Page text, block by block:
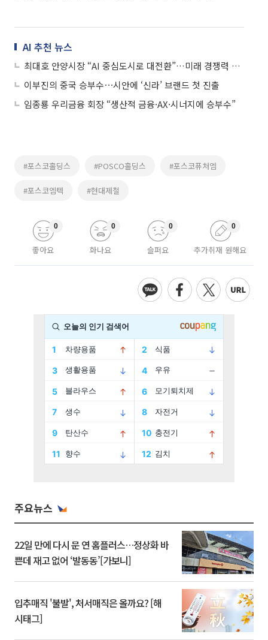
AI 추천 뉴스
최대호 안양시장 “AI 중심도시로 대전환”…미래 경쟁력 승부수
이부진의 중국 승부수⋯시안에 ‘신라’ 브랜드 첫 진출
임종룡 우리금융 회장 “생산적 금융·AX·시너지에 승부수”
#포스코홀딩스 #POSCO홀딩스 #포스코퓨처엠
#포스코엠텍 #현대제철
좋아요
0
화나요
0
슬퍼요
0
추가취재 원해요
0
주요뉴스
22일 만에 다시 문 연 홈플러스…정상화 바
쁜데 재고 없어 ‘발동동’[가보니]
입추매직 '불발', 처서매직은 올까요? [해
시태그]